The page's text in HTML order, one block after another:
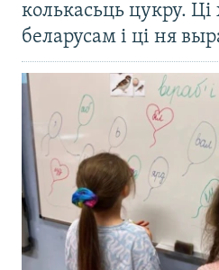
колькасьць цукру. Ці
беларусам і ці ня